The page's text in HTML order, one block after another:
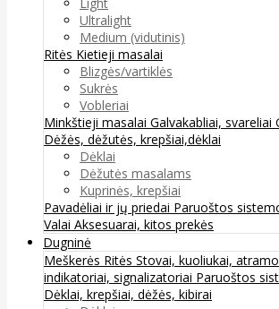
Ultralight
Medium (vidutinis)
Ritės Kietieji masalai
Blizgės/vartiklės
Sukrės
Vobleriai
Minkštieji masalai Galvakabliai, svareliai
Dėžės, dėžutės, krepšiai,dėklai
Dėklai
Dėžutės masalams
Kuprinės, krepšiai
Pavadėliai ir jų priedai Paruoštos
Valai Aksesuarai, kitos prekės
Dugninė
Meškerės Ritės Stovai, kuoliukai,
indikatoriai, signalizatoriai Paruoštos
Dėklai, krepšiai, dėžės, kibirai